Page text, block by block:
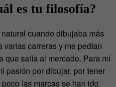
es tu filosofía?
cuando dibujaba más
varias carreras y me pedían
que salía al mercado. Para mí
pasión por dibujar, por tener
las marcas se han ido